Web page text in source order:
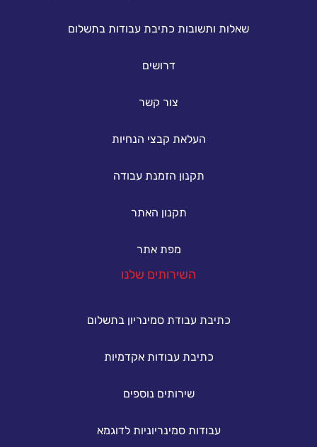
שאלות ותשובות כתיבת עבודות בתשלום
דרושים
צור קשר
העלאת קבצי הנחיות
תקנון הזמנת עבודה
תקנון האתר
מפת אתר
השירותים שלנו
כתיבת עבודת סמינריון בתשלום
כתיבת עבודות אקדמיות
שירותים נוספים
עבודות סמינריוניות לדוגמא